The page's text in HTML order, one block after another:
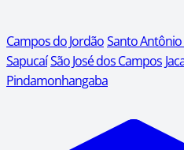
Campos do JordãoSanto
SapucaíSão José dos Campos
Pindamonhangaba